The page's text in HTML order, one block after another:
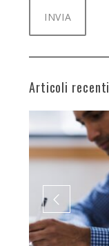
Articoli recenti